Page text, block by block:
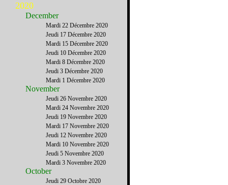
2020
December
Mardi 22 Décembre 2020
Jeudi 17 Décembre 2020
Mardi 15 Décembre 2020
Jeudi 10 Décembre 2020
Mardi 8 Décembre 2020
Jeudi 3 Décembre 2020
Mardi 1 Décembre 2020
November
Jeudi 26 Novembre 2020
Mardi 24 Novembre 2020
Jeudi 19 Novembre 2020
Mardi 17 Novembre 2020
Jeudi 12 Novembre 2020
Mardi 10 Novembre 2020
Jeudi 5 Novembre 2020
Mardi 3 Novembre 2020
October
Jeudi 29 Octobre 2020